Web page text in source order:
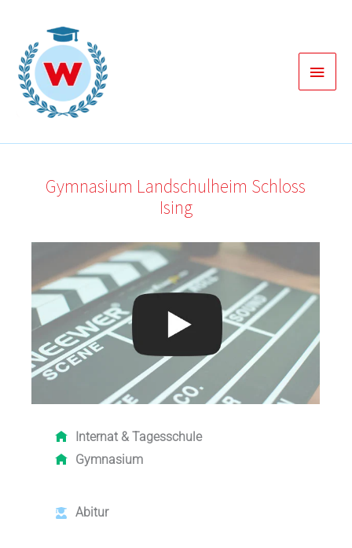
springen
Gymnasium Landschulheim Schloss
Ising
Internat & Tagesschule
Gymnasium
Abitur